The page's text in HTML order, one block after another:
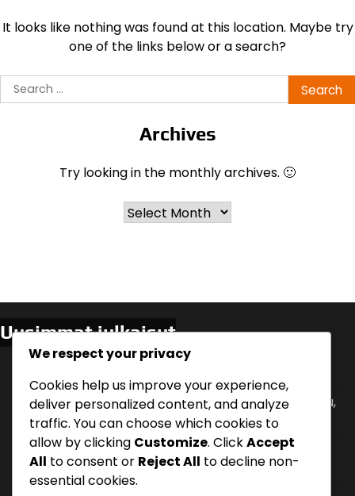
It looks like nothing was found at this location. Maybe try
one of the links below or a search?
Search
for:
Archives
Try looking in the monthly archives. 🙂
Archives
Uusimmat julkaisut
Asiakaspalautteen Hyödyntäminen: Kyselyt,
Ostoprosessi: Vaiheittainen analyysi, Asiakaspolku,
Päätöksenteko
Verkostoituminen: Tapahtumat, Yhteistyöt,
Suositukset
We respect your privacy
Cookies help us improve your experience,
deliver personalized content, and analyze
traffic. You can choose which cookies to
allow by clicking Customize. ClickAccept
All to consent or Reject All to decline non-
essential cookies.